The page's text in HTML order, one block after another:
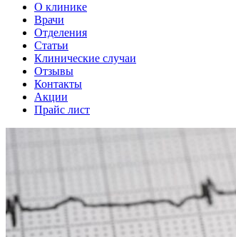
О клинике
Врачи
Отделения
Статьи
Клинические случаи
Отзывы
Контакты
Акции
Прайс лист